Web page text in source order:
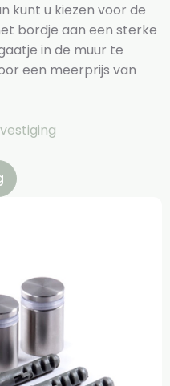
kunt u kiezen voor de
bordje aan een sterke
in de muur te
een meerprijs van